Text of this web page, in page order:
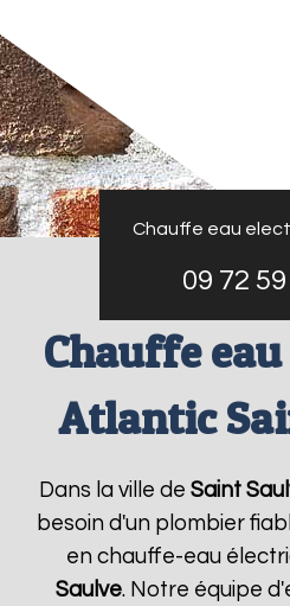
Chauffe eau
09 72
Chauffe
Atlantic
Dans la ville de Saint
besoin d'un plombier
en chauffe-eau
Saulve. Notre équipe